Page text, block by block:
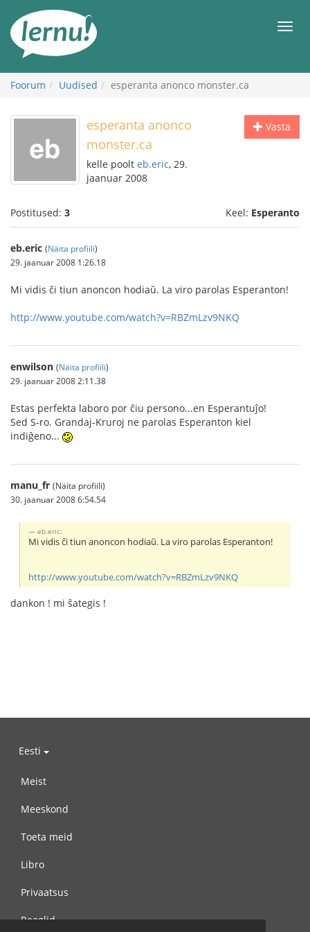
juurde
Foorum Uudised esperanta anonco monster.ca
Vasta
esperanta anonco
monster.ca
kelle poolt eb.eric, 29.
jaanuar 2008
Postitused: 3 Keel: Esperanto
eb.eric (Näita profiili)
29. jaanuar 2008 1:26.18
Mi vidis ĉi tiun anoncon hodiaŭ. La viro parolas Esperanton!
http://www.youtube.com/watch?v=RBZmLzv9NKQ
enwilson (Näita profiili)
29. jaanuar 2008 2:11.38
Estas perfekta laboro por ĉiu persono...en Esperantuĵo!
Sed S-ro. Grandaj-Kruroj ne parolas Esperanton kiel
indiĝeno...
manu_fr (Näita profiili)
30. jaanuar 2008 6:54.54
eb.eric:
Mi vidis ĉi tiun anoncon hodiaŭ. La viro parolas Esperanton!
http://www.youtube.com/watch?v=RBZmLzv9NKQ
dankon ! mi ŝategis !
Eesti
Meist
Meeskond
Toeta meid
Libro
Privaatsus
Reeglid